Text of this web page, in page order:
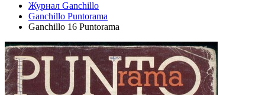
Журнал Ganchillo
Ganchillo Puntorama
Ganchillo 16 Puntorama